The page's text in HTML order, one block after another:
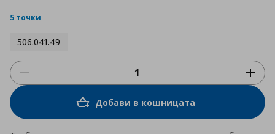
5 точки
506.041.49
Добави в кошницата